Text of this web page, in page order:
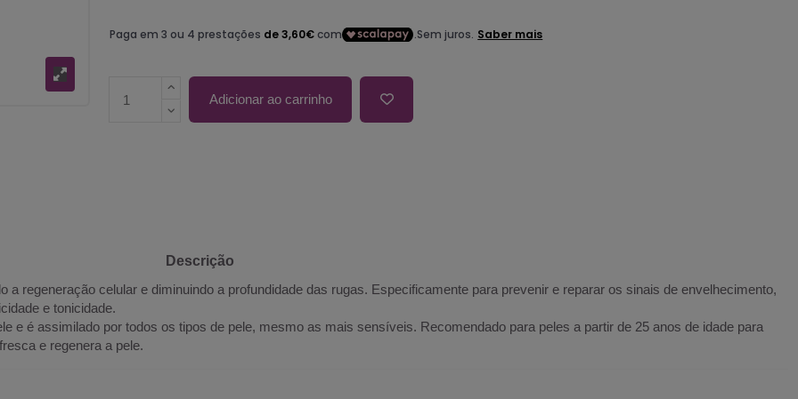
Adicionar ao carrinho
Descrição
a regeneração celular e diminuindo a profundidade das rugas. Especificamente para prevenir e reparar os sinais de envelhecimento,
e tonicidade.
e é assimilado por todos os tipos de pele, mesmo as mais sensíveis. Recomendado para peles a partir de 25 anos de idade para
e regenera a pele.